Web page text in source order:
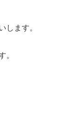
します。
。